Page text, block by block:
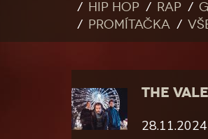
Hip Hop
Rap
Promítačka
THE
28.11.2024